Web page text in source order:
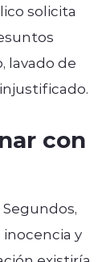
solicita
lavado de
con
y